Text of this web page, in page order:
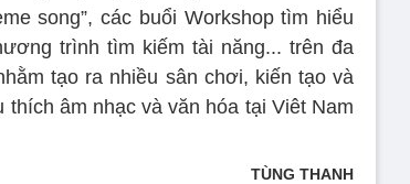
song”, các buổi Workshop tìm hiểu
trình tìm kiếm tài năng... trên đa
tạo ra nhiều sân chơi, kiến tạo và
âm nhạc và văn hóa tại Viêt Nam
TÙNG THANH